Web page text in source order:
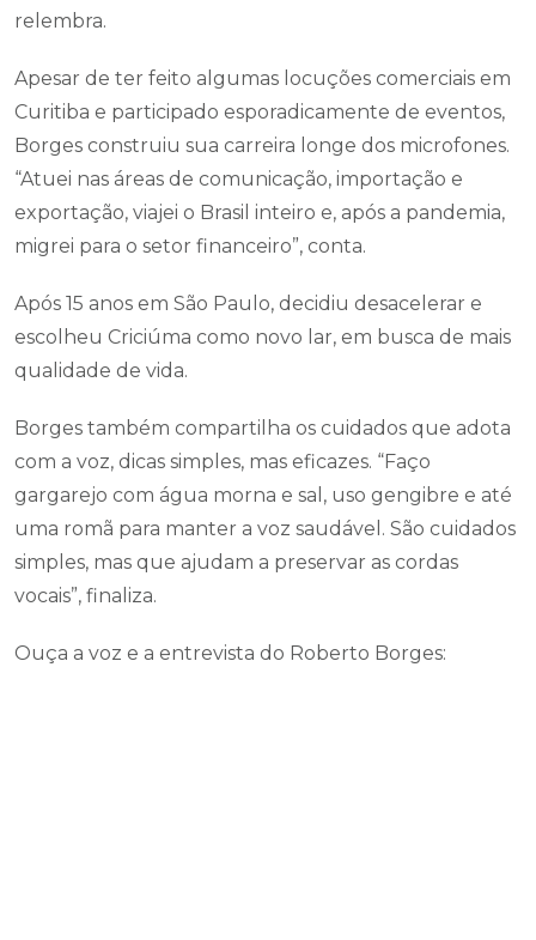
relembra.
Apesar de ter feito algumas locuções comerciais em
Curitiba e participado esporadicamente de eventos,
Borges construiu sua carreira longe dos microfones.
“Atuei nas áreas de comunicação, importação e
exportação, viajei o Brasil inteiro e, após a pandemia,
migrei para o setor financeiro”, conta.
Após 15 anos em São Paulo, decidiu desacelerar e
escolheu Criciúma como novo lar, em busca de mais
qualidade de vida.
Borges também compartilha os cuidados que adota
com a voz, dicas simples, mas eficazes. “Faço
gargarejo com água morna e sal, uso gengibre e até
uma romã para manter a voz saudável. São cuidados
simples, mas que ajudam a preservar as cordas
vocais”, finaliza.
Ouça a voz e a entrevista do Roberto Borges: